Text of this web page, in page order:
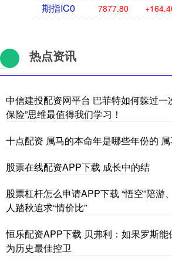
期指IC0 7877.80
热点资讯
中信建投配资网平台 巴菲特如何躲过一
保险”思维最值得我们学习！
十点配资 属马的本命年是哪些年份的
股票在线配资APP下载 成长中的结
股票杠杆怎么申请APP下载 “悟空”陪游
人踏秋追求“情价比”
恒乐配资APP下载 贝弗利：如果罗斯
为历史最佳控卫